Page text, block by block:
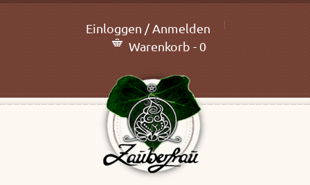
Einloggen / Anmelden
Warenkorb - 0